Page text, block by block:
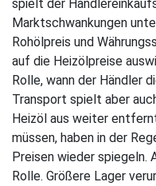
spielt der
Marktschwankungen
Rohölpreis und
auf die Heizölpreise
Rolle, wann der Händler
Transport spielt aber
Heizöl aus weiter
müssen, haben in der
Preisen wieder spiegeln.
Rolle. Größere Lager